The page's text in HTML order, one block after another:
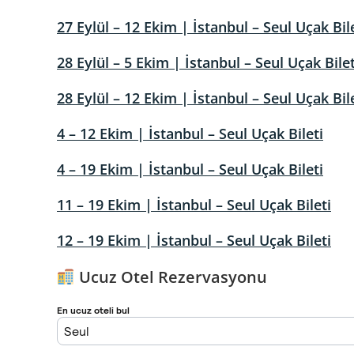
27 Eylül – 12 Ekim | İstanbul – Seul Uçak
28 Eylül – 5 Ekim | İstanbul – Seul Uçak
28 Eylül – 12 Ekim | İstanbul – Seul Uçak
4 – 12 Ekim | İstanbul – Seul Uçak Bileti
4 – 19 Ekim | İstanbul – Seul Uçak Bileti
11 – 19 Ekim | İstanbul – Seul Uçak Bileti
12 – 19 Ekim | İstanbul – Seul Uçak Bileti
Ucuz Otel Rezervasyonu